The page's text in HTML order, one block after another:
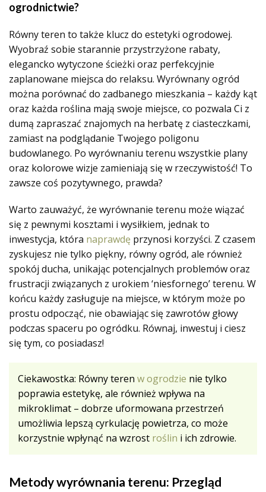
ogrodnictwie?
Równy teren to także klucz do estetyki ogrodowej.
Wyobraź sobie starannie przystrzyżone rabaty,
elegancko wytyczone ścieżki oraz perfekcyjnie
zaplanowane miejsca do relaksu. Wyrównany ogród
można porównać do zadbanego mieszkania – każdy kąt
oraz każda roślina mają swoje miejsce, co pozwala Ci z
dumą zapraszać znajomych na herbatę z ciasteczkami,
zamiast na podglądanie Twojego poligonu
budowlanego. Po wyrównaniu terenu wszystkie plany
oraz kolorowe wizje zamieniają się w rzeczywistość! To
zawsze coś pozytywnego, prawda?
Warto zauważyć, że wyrównanie terenu może wiązać
się z pewnymi kosztami i wysiłkiem, jednak to
inwestycja, która naprawdę przynosi korzyści. Z czasem
zyskujesz nie tylko piękny, równy ogród, ale również
spokój ducha, unikając potencjalnych problemów oraz
frustracji związanych z urokiem ‘niesfornego’ terenu. W
końcu każdy zasługuje na miejsce, w którym może po
prostu odpocząć, nie obawiając się zawrotów głowy
podczas spaceru po ogródku. Równaj, inwestuj i ciesz
się tym, co posiadasz!
Ciekawostka: Równy teren w ogrodzie nie tylko
poprawia estetykę, ale również wpływa na
mikroklimat – dobrze uformowana przestrzeń
umożliwia lepszą cyrkulację powietrza, co może
korzystnie wpłynąć na wzrost roślin i ich zdrowie.
Metody wyrównania terenu: Przegląd